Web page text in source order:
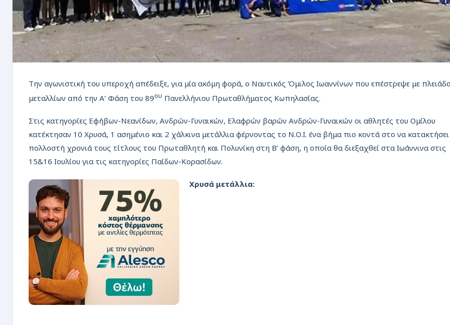
Την αγωνιστική του υπεροχή απέδειξε, για μία ακόμη φορά, ο Ναυτικός Όμιλος Ιωαννίνων που επέστρεψε με
μεταλλίων από την Α’ Φάση του 89ου Πανελλήνιου Πρωταθλήματος Κωπηλασίας.
Στις κατηγορίες Εφήβων-Νεανίδων, Ανδρών-Γυναικών, Ελαφρών βαρών Ανδρών-Γυναικών οι αθλητές του Ομίλου
κατέκτησαν 10 Χρυσά, 1 ασημένιο και 2 χάλκινα μετάλλια φέρνοντας το Ν.Ο.Ι. ένα βήμα πιο κοντά στο να κατακτήσει
πολλοστή χρονιά τους τίτλους του Πρωταθλητή και Πολυνίκη στη Β’ φάση, η οποία θα διεξαχθεί στα Ιωάννινα στις
15&16 Ιουλίου για τις κατηγορίες Παίδων-Κορασίδων.
Χρυσά μετάλλια: